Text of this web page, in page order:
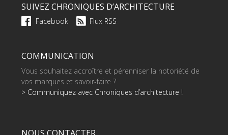
SUIVEZ CHRONIQUES D’ARCHITECTURE
Facebook Flux RSS
COMMUNICATION
Vous souhaitez accroître et pérenniser la notoriété de
vos marques et savoir-faire ?
> Communiquez avec Chroniques d’architecture !